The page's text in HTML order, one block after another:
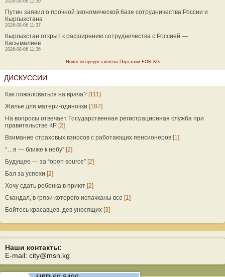
2026-08-06 11:39
Путин заявил о прочной экономической базе сотрудничества России и
Кыргызстана
2026-08-06 11:37
Кыргызстан открыт к расширению сотрудничества с Россией —
Касымалиев
2026-08-06 11:36
Новости предоставлены Порталом FOR.KG
ДИСКУССИИ
Как пожаловаться на врача? [111]
Жилье для матери-одиночки [187]
На вопросы отвечает Государственная регистрационная служба при
правительстве КР [2]
Взимание страховых взносов с работающих пенсионеров [1]
“…я — ближе к небу” [2]
Будущее — за “open source” [2]
Бал за успехи [2]
Хочу сдать ребенка в приют [2]
Скандал, в грязи которого испачканы все [1]
Бойтесь красавцев, дев уносящих [3]
Наши контакты:
E-mail: city@msn.kg